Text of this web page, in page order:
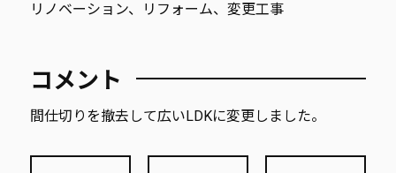
リノベーション、リフォーム、変更工事
コメント
間仕切りを撤去して広いLDKに変更しました。